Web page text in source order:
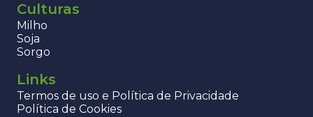
Culturas
Milho
Soja
Sorgo
Links
Termos de uso e Política de Privacidade
Política de Cookies